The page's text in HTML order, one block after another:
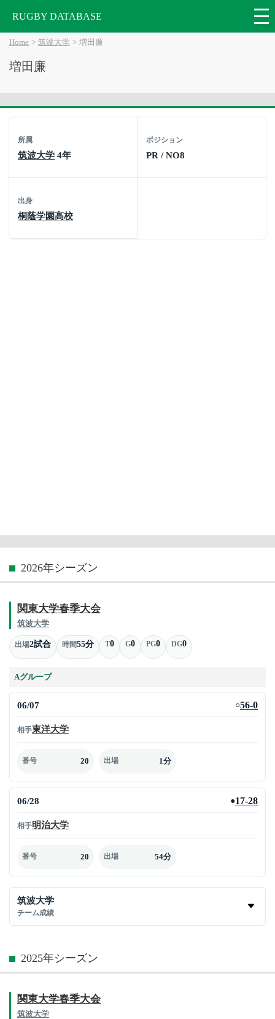
RUGBY DATABASE
Home 筑波大学 増田廉
増田廉
所属
筑波大学 4年
ポジション
PR / NO8
出身
桐蔭学園高校
2026年シーズン
関東大学春季大会
筑波大学
出場2試合 時間55分 T0 G0 PG0 DG0
Aグループ
06/07 ○56-0
相手東洋大学
番号 20 出場 1分
06/28 ●17-28
相手明治大学
番号 20 出場 54分
筑波大学
チーム成績
2025年シーズン
関東大学春季大会
筑波大学